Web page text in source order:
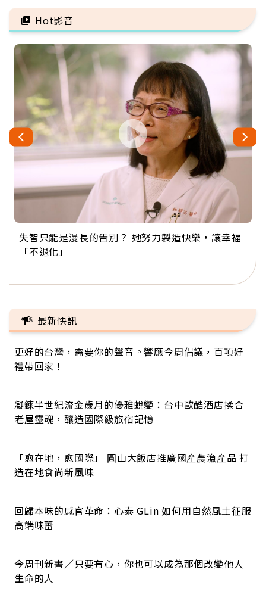
Hot影音
失智只能是漫長的告別？ 她努力製造快樂，讓幸福
「不退化」
來自剛果的巧克力神父 為台灣奉獻36年 「台灣是我
的家，我連作夢都講台語！」
63歲卸矽谷副總、搬回台灣找快樂！「蛋黃哥小
丑」走進安養院，逗樂上萬爺奶：退休後才開始真
104歲打破金氏世界紀錄 成為全球最年長羽球選
手，分享長壽的秘密原來是「這個」
事業巔峰他選擇追夢…黑手阿伯拉小提琴還登上小
巨蛋！連CNN都大讚！
最新快訊
更好的台灣，需要你的聲音。響應今周倡議，百項好
禮帶回家！
凝鍊半世紀流金歲月的優雅蛻變：台中歐酷酒店揉合
老屋靈魂，釀造國際級旅宿記憶
「愈在地，愈國際」 圓山大飯店推廣國產農漁產品 打
造在地食尚新風味
回歸本味的感官革命：心泰 GLin 如何用自然風土征服
高端味蕾
今周刊新書／只要有心，你也可以成為那個改變他人
生命的人